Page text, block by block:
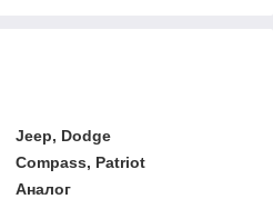
Jeep, Dodge
Compass, Patriot
Аналог